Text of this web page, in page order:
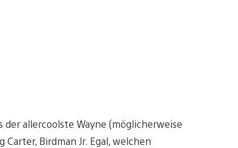
allercoolste Wayne (möglicherweise
Carter, Birdman Jr. Egal, welchen